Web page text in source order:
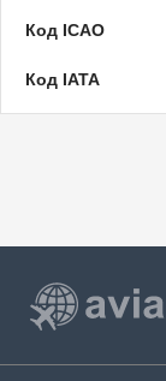
Код ICAO
Код IATA